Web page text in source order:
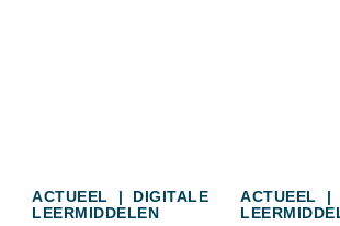
ACTUEEL |
DIGITALE
LEERMIDDELEN
ACTUEEL
|